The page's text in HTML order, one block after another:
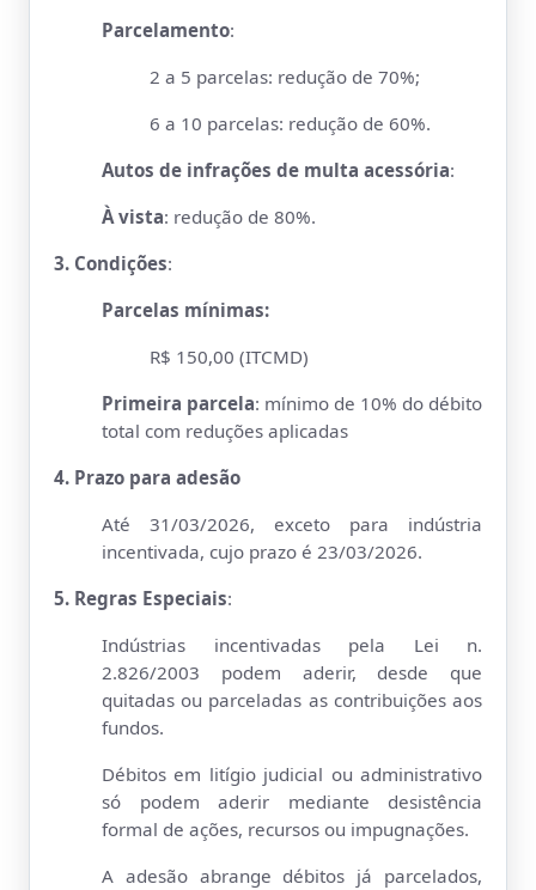
Parcelamento:
2 a 5 parcelas: redução de 70%;
6 a 10 parcelas: redução de 60%.
Autos de infrações de multa acessória:
À vista: redução de 80%.
3. Condições:
Parcelas mínimas:
R$ 150,00 (ITCMD)
Primeira parcela: mínimo de 10% do débito
total com reduções aplicadas
4. Prazo para adesão
Até 31/03/2026, exceto para indústria
incentivada, cujo prazo é 23/03/2026.
5. Regras Especiais:
Indústrias incentivadas pela Lei n.
2.826/2003 podem aderir, desde que
quitadas ou parceladas as contribuições aos
fundos.
Débitos em litígio judicial ou administrativo
só podem aderir mediante desistência
formal de ações, recursos ou impugnações.
A adesão abrange débitos já parcelados,